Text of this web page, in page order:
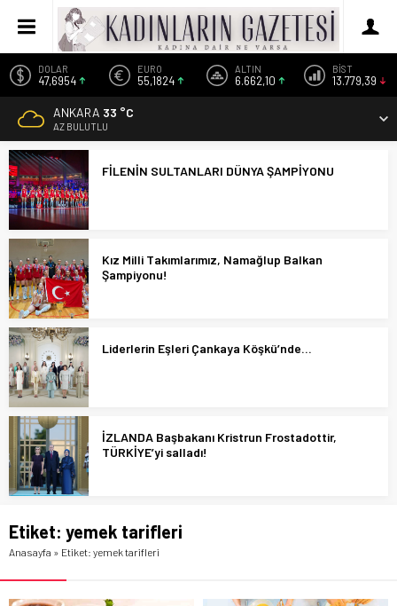
DOLAR
47,6954
EURO
55,1824
ALTIN
6.662,10
BİST
13.779,39
ANKARA 33 °C
AZ BULUTLU
FİLENİN SULTANLARI DÜNYA ŞAMPİYONU
Kız Milli Takımlarımız, Namağlup Balkan
Şampiyonu!
Liderlerin Eşleri Çankaya Köşkü’nde…
İZLANDA Başbakanı Kristrun Frostadottir,
TÜRKİYE’yi salladı!
Etiket: yemek tarifleri
Anasayfa » Etiket: yemek tarifleri